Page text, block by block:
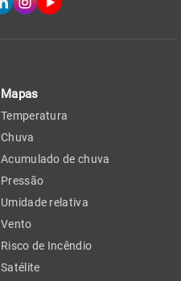
Mapas
Temperatura
Chuva
Acumulado de chuva
Pressão
Umidade relativa
Vento
Risco de Incêndio
Satélite